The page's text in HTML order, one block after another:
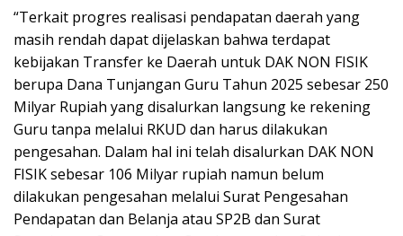
“Terkait progres realisasi pendapatan daerah yang
masih rendah dapat dijelaskan bahwa terdapat
kebijakan Transfer ke Daerah untuk DAK NON FISIK
berupa Dana Tunjangan Guru Tahun 2025 sebesar 250
Milyar Rupiah yang disalurkan langsung ke rekening
Guru tanpa melalui RKUD dan harus dilakukan
pengesahan. Dalam hal ini telah disalurkan DAK NON
FISIK sebesar 106 Milyar rupiah namun belum
dilakukan pengesahan melalui Surat Pengesahan
Pendapatan dan Belanja atau SP2B dan Surat